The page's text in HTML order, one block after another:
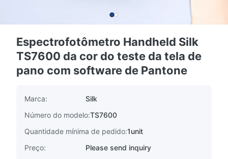
Espectrofotômetro Handheld Silk
TS7600 da cor do teste da tela de
pano com software de Pantone
Marca:
Silk
Número do modelo:TS7600
Quantidade mínima de pedido:1unit
Preço:
Please send inquiry